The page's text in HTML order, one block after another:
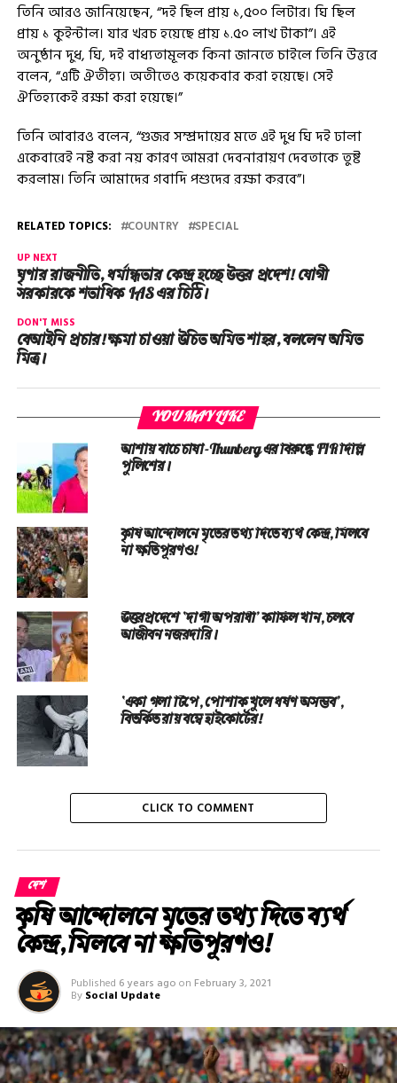
তিনি আরও জানিয়েছেন, “দই ছিল প্রায় ১,৫০০ লিটার। ঘি ছিল
প্রায় ১ কুইন্টাল। যার খরচ হয়েছে প্রায় ১.৫০ লাখ টাকা”। এই
অনুষ্ঠান দুধ, ঘি, দই বাধ্যতামূলক কিনা জানতে চাইলে তিনি উত্তরে
বলেন, “এটি ঐতীহ্য। অতীতেও কয়েকবার করা হয়েছে। সেই
ঐতিহ্যকেই রক্ষা করা হয়েছে।”
তিনি আবারও বলেন, “গুজর সম্প্রদায়ের মতে এই দুধ ঘি দই ঢালা
একেবারেই নষ্ট করা নয় কারণ আমরা দেবনারায়ণ দেবতাকে তুষ্ট
করলাম। তিনি আমাদের গবাদি পশুদের রক্ষা করবে”।
RELATED TOPICS: COUNTRY SPECIAL
UP NEXT
ঘৃণার রাজনীতি, ধর্মান্ধতার কেন্দ্র হচ্ছে উত্তর প্রদেশ! যোগী
সরকারকে শতাধিক IAS এর চিঠি।
DON'T MISS
বেআইনি প্রচার! ক্ষমা চাওয়া উচিত অমিত শাহর, বললেন অমিত
মিত্র।
YOU MAY LIKE
আশায় বাঁচে চাষা-Thunberg এর বিরুদ্ধে FIR দিল্লি
পুলিশের।
কৃষি আন্দোলনে মৃতের তথ‌্য দিতে ব্যর্থ কেন্দ্র, মিলবে
না ক্ষতিপূরণও!
উত্তরপ্রদেশে ‘দাগী অপরাধী’ কাফিল খান, চলবে
আজীবন নজরদারি।
‘একা গলা টিপে, পোশাক খুলে ধর্ষণ অসম্ভব’,
বিতর্কিত রায় বম্বে হাইকোর্টের!
CLICK TO COMMENT
দেশ
কৃষি আন্দোলনে মৃতের তথ‌্য দিতে ব্যর্থ
কেন্দ্র, মিলবে না ক্ষতিপূরণও!
Published 6 years ago on February 3, 2021
By Social Update